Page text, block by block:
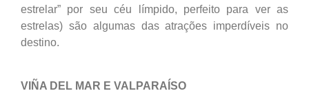
estrelar” por seu céu límpido, perfeito para ver as
estrelas) são algumas das atrações imperdíveis no
destino.
VIÑA DEL MAR E VALPARAÍSO